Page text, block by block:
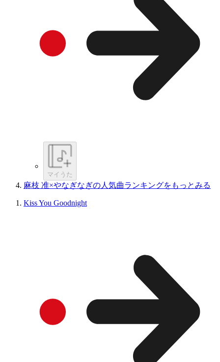
マイうた
麻枝 准×やなぎなぎの人気曲ランキングをもっとみる
Kiss You Goodnight